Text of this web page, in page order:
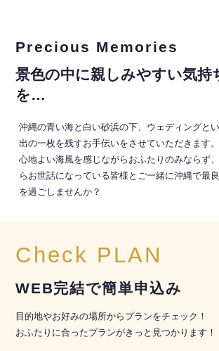
Precious Memories
景色の中に親しみやすい気持
を…
沖縄の青い海と白い砂浜の下、ウェディングと
出の一枚を残すお手伝いをさせていただきます。
心地よい海風を感じながらおふたりのみならず
らお世話になっている皆様とご一緒に沖縄で最
を過ごしませんか？
Check PLAN
WEB完結で簡単申込み
目的地やお好みの場所からプランをチェック！
おふたりに合ったプランがきっと見つかります！